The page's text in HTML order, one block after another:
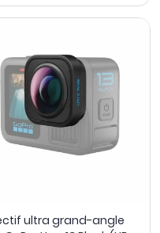
ultra grand-angle